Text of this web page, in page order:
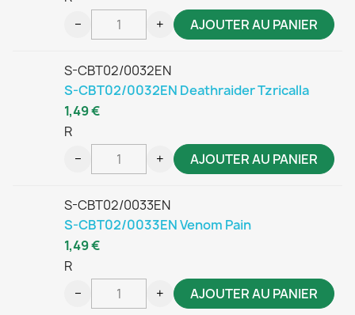
− + AJOUTER AU PANIER
S-CBT02/0032EN
S-CBT02/0032EN Deathraider Tzricalla
R
1,49 €
− + AJOUTER AU PANIER
S-CBT02/0033EN
S-CBT02/0033EN Venom Pain
R
1,49 €
− + AJOUTER AU PANIER